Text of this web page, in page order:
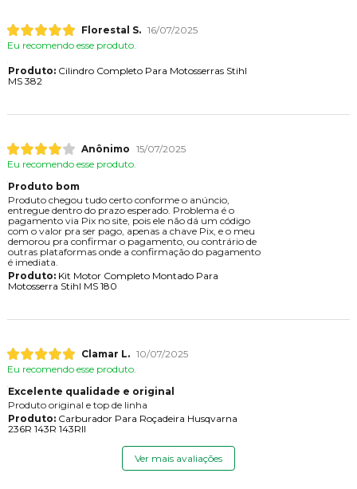
Florestal S. 16/07/2025
Eu recomendo esse produto.
Produto:Cilindro Completo Para Motosserras Stihl
MS 382
Anônimo 15/07/2025
Eu recomendo esse produto.
Produto bom
Produto chegou tudo certo conforme o anúncio,
entregue dentro do prazo esperado. Problema é o
pagamento via Pix no site, pois ele não dá um código
com o valor pra ser pago, apenas a chave Pix, e o meu
demorou pra confirmar o pagamento, ou contrário de
outras plataformas onde a confirmação do pagamento
é imediata.
Produto:Kit Motor Completo Montado Para
Motosserra Stihl MS 180
Clamar L. 10/07/2025
Eu recomendo esse produto.
Excelente qualidade e original
Produto original e top de linha
Produto:Carburador Para Roçadeira Husqvarna
236R 143R 143RII
Ver mais avaliações